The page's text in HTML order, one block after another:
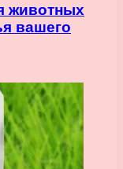
животных
вашего